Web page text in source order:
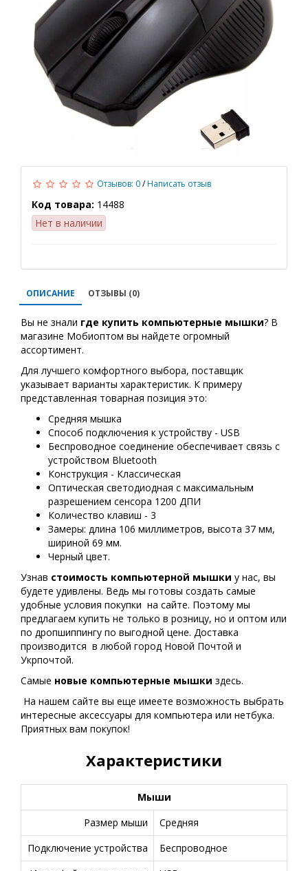
Отзывов: 0/Написать отзыв
Код товара: 14488
Нет в наличии
ОПИСАНИЕ ОТЗЫВЫ (0)
Вы не знали где купить компьютерные мышки? В
магазине Мобиоптом вы найдете огромный
ассортимент.
Для лучшего комфортного выбора, поставщик
указывает варианты характеристик. К примеру
представленная товарная позиция это:
Средняя мышка
Способ подключения к устройству - USB
Беспроводное соединение обеспечивает связь с
устройством Bluetooth
Конструкция - Классическая
Оптическая светодиодная с максимальным
разрешением сенсора 1200 ДПИ
Количество клавиш - 3
Замеры: длина 106 миллиметров, высота 37 мм,
шириной 69 мм.
Черный цвет.
Узнав стоимость компьютерной мышки у нас, вы
будете удивлены. Ведь мы готовы создать самые
удобные условия покупки на сайте. Поэтому мы
предлагаем купить не только в розницу, но и оптом или
по дропшиппингу по выгодной цене. Доставка
производится в любой город Новой Почтой и
Укрпочтой.
Самые новые компьютерные мышки здесь.
На нашем сайте вы еще имеете возможность выбрать
интересные аксессуары для компьютера или нетбука.
Приятных вам покупок!
Характеристики
Мыши
Размер мыши
Средняя
Подключение устройства
Беспроводное